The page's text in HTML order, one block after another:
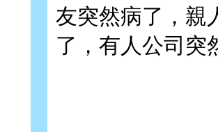
友突然病了，親
了，有人公司突